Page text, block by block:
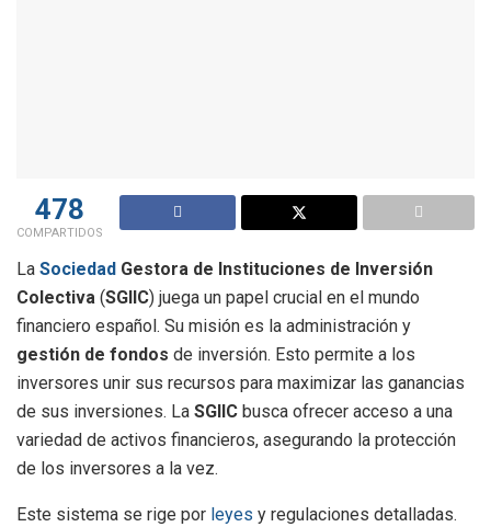
478
COMPARTIDOS
La Sociedad Gestora de Instituciones de Inversión
Colectiva (SGIIC) juega un papel crucial en el mundo
financiero español. Su misión es la administración y
gestión de fondos de inversión. Esto permite a los
inversores unir sus recursos para maximizar las ganancias
de sus inversiones. La SGIIC busca ofrecer acceso a una
variedad de activos financieros, asegurando la protección
de los inversores a la vez.
Este sistema se rige por leyes y regulaciones detalladas.